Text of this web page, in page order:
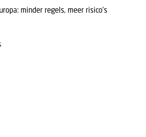
minder regels, meer risico’s